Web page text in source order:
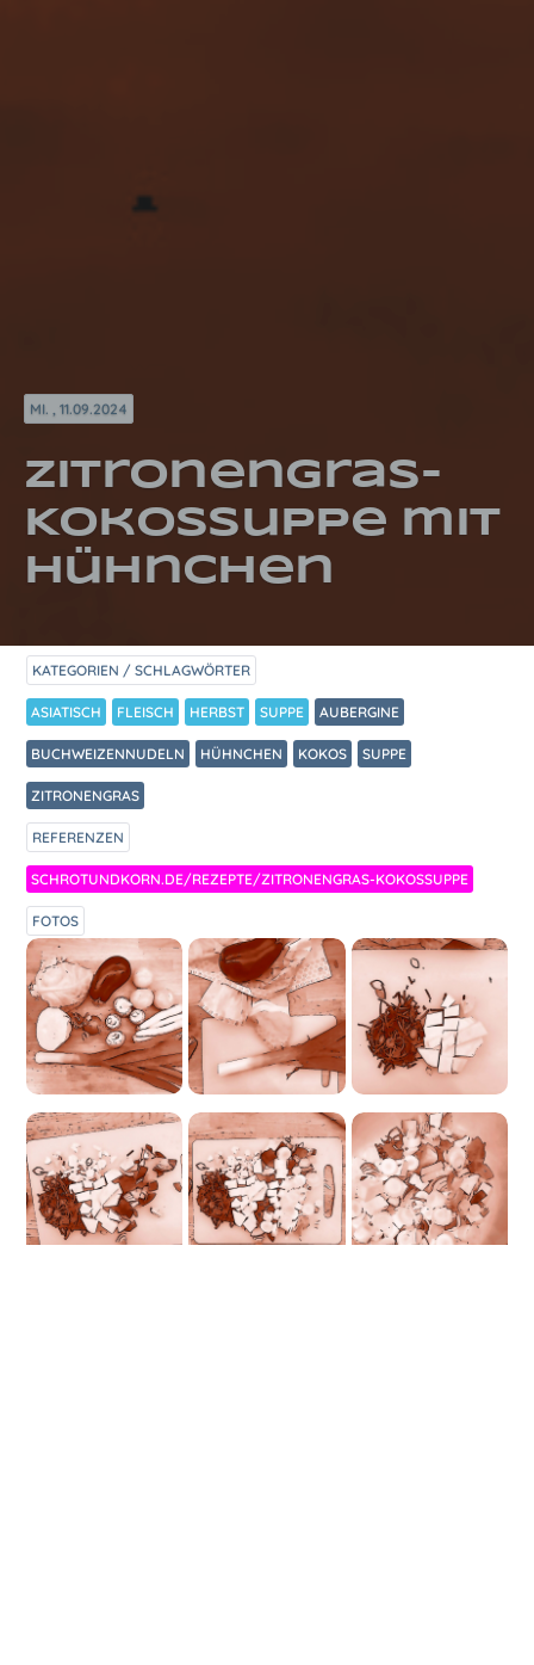
MI. , 11.09.2024
Zitronengras-
Kokossuppe mit
Hühnchen
KATEGORIEN / SCHLAGWÖRTER
ASIATISCH FLEISCH HERBST SUPPE AUBERGINE
BUCHWEIZENNUDELN HÜHNCHEN KOKOS SUPPE
ZITRONENGRAS
REFERENZEN
SCHROTUNDKORN.DE/REZEPTE/ZITRONENGRAS-KOKOSSUPPE
FOTOS